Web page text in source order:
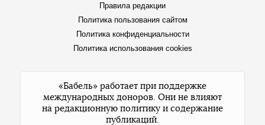
Правила редакции
Политика пользования сайтом
Политика конфиденциальности
Политика использования cookies
«Бабель» работает при поддержке
международных доноров. Они не влияют
на редакционную политику и содержание
публикаций.